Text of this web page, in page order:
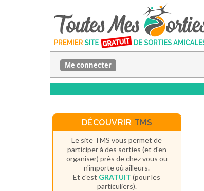
Me connecter
DÉCOUVRIR TMS
Le site TMS vous permet de
participer à des sorties (et d'en
organiser) près de chez vous ou
n'importe où ailleurs.
Et c'est GRATUIT (pour les
particuliers).